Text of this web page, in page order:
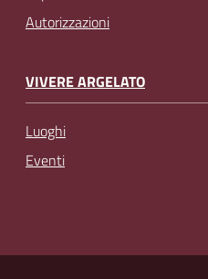
Autorizzazioni
VIVERE ARGELATO
Luoghi
Eventi